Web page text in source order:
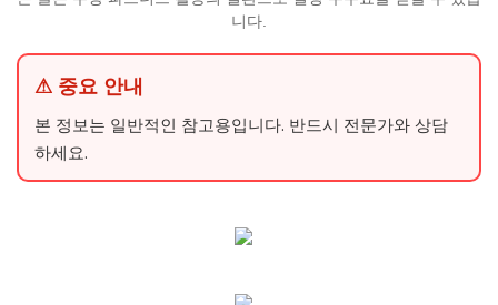
니다.
⚠ 중요 안내
본 정보는 일반적인 참고용입니다. 반드시 전문가와 상담
하세요.